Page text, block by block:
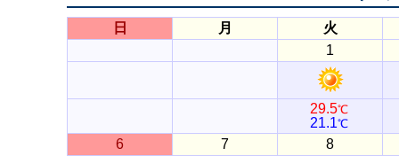
日 月
火
1
29.5℃
21.1℃
6 7 8